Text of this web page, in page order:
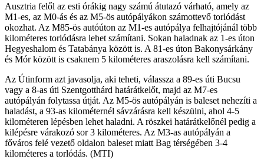
Ausztria felől az esti órákig nagy számú átutazó várható, amely az
M1-es, az M0-ás és az M5-ös autópályákon számottevő torlódást
okozhat. Az M85-ös autóúton az M1-es autópálya felhajtójánál több
kilométeres torlódásra lehet számítani. Sokan haladnak az 1-es úton
Hegyeshalom és Tatabánya között is. A 81-es úton Bakonysárkány
és Mór között is csaknem 5 kilométeres araszolásra kell számítani.
Az Útinform azt javasolja, aki teheti, válassza a 89-es úti Bucsu
vagy a 8-as úti Szentgotthárd határátkelőt, majd az M7-es
autópályán folytassa útját. Az M5-ös autópályán is baleset nehezíti a
haladást, a 93-as kilométernél sávzárásra kell készülni, ahol 4-5
kilométeren lépésben lehet haladni. A röszkei határátkelőnél pedig a
kilépésre várakozó sor 3 kilométeres. Az M3-as autópályán a
főváros felé vezető oldalon baleset miatt Bag térségében 3-4
kilométeres a torlódás. (MTI)